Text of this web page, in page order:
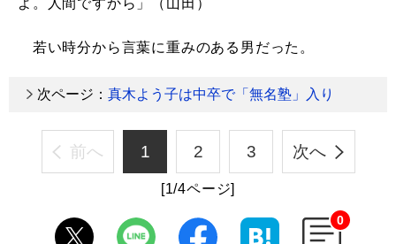
よ。人間ですから」（山田）
若い時分から言葉に重みのある男だった。
次ページ： 真木よう子は中卒で「無名塾」入り
前へ 1 2 3 次へ
[1/4ページ]
0